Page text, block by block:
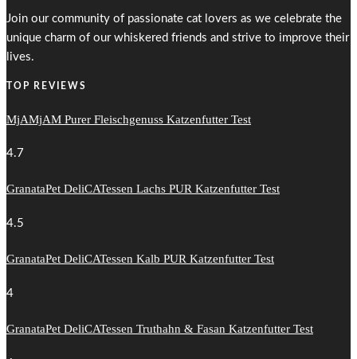
Join our community of passionate cat lovers as we celebrate the
unique charm of our whiskered friends and strive to improve their
lives.
TOP REVIEWS
MjAMjAM Purer Fleischgenuss Katzenfutter Test
4.7
GranataPet DeliCATessen Lachs PUR Katzenfutter Test
4.5
GranataPet DeliCATessen Kalb PUR Katzenfutter Test
4
GranataPet DeliCATessen Truthahn & Fasan Katzenfutter Test